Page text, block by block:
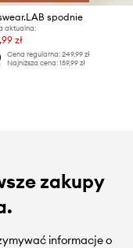
spodnie
aktualna:
zł
Cena regularna: 249,99 zł
Najniższa cena: 159,99 zł
zakupy
informacje o